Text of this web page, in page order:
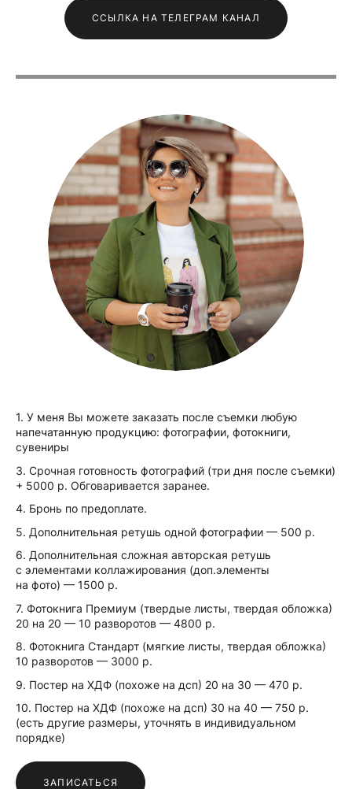
ССЫЛКА НА ТЕЛЕГРАМ КАНАЛ
1. У меня Вы можете заказать после съемки любую
напечатанную продукцию: фотографии, фотокниги,
сувениры
3. Срочная готовность фотографий (три дня после съемки)
+ 5000 р. Обговаривается заранее.
4. Бронь по предоплате.
5. Дополнительная ретушь одной фотографии — 500 р.
6. Дополнительная сложная авторская ретушь
с элементами коллажирования (доп.элементы
на фото) — 1500 р.
7. Фотокнига Премиум (твердые листы, твердая обложка)
20 на 20 — 10 разворотов — 4800 р.
8. Фотокнига Стандарт (мягкие листы, твердая обложка)
10 разворотов — 3000 р.
9. Постер на ХДФ (похоже на дсп) 20 на 30 — 470 р.
10. Постер на ХДФ (похоже на дсп) 30 на 40 — 750 р.
(есть другие размеры, уточнять в индивидуальном
порядке)
ЗАПИСАТЬСЯ